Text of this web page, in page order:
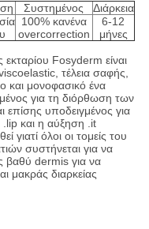
Συστημένος
Διάρκεια
100% κανένα
overcorrection
6-12
μήνες
Fosyderm είναι
τέλεια σαφής,
και μονοφασικό ένα
για τη διόρθωση των
επίσης υποδειγμένος για
.lip και η αύξηση .it
γιατί όλοι οι τομείς του
συστήνεται για να
βαθύ dermis για να
μακράς διαρκείας